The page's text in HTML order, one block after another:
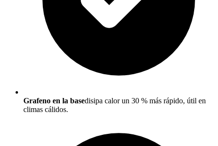
Grafeno en la basedisipa calor un 30 % más rápido, útil en
climas cálidos.